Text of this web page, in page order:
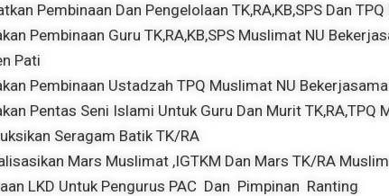
Pembinaan Dan Pengelolaan TK,RA,KB,SPS Dan
Pembinaan Guru TK,RA,KB,SPS Muslimat NU
Pati
Pembinaan Ustadzah TPQ Muslimat NU
Pentas Seni Islami Untuk Guru Dan Murit
Seragam Batik TK/RA
Mars Muslimat ,IGTKM Dan Mars TK/RA
LKD Untuk Pengurus PAC Dan Pimpinan Ranting